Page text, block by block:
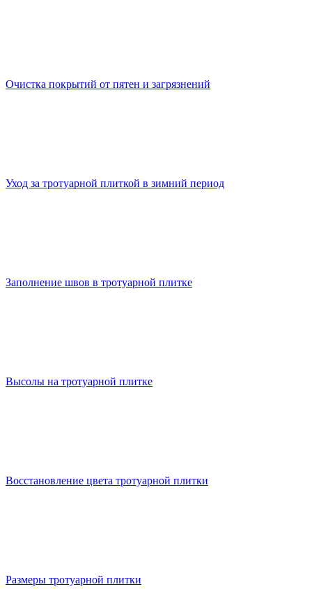
Очистка покрытий от пятен и загрязнений
Уход за тротуарной плиткой в зимний период
Заполнение швов в тротуарной плитке
Высолы на тротуарной плитке
Восстановление цвета тротуарной плитки
Размеры тротуарной плитки